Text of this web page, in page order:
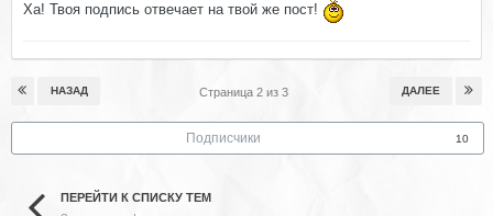
Ха! Твоя подпись отвечает на твой же пост!
НАЗАД ДАЛЕЕ
Страница 2 из 3
Подписчики 10
ПЕРЕЙТИ К СПИСКУ ТЕМ